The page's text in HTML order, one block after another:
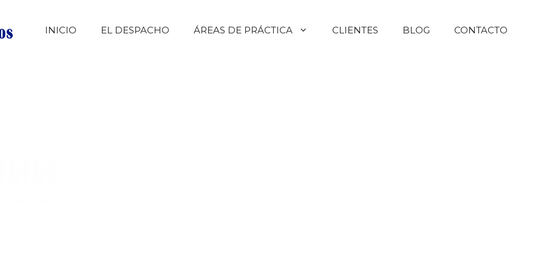
INICIO EL DESPACHO ÁREAS DE PRÁCTICA CLIENTES BLOG CONTACTO